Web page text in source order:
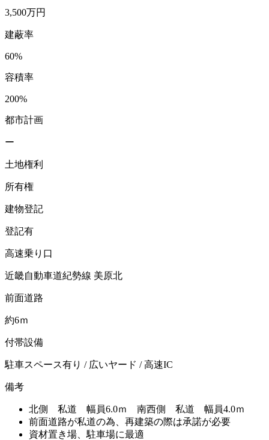
3,500万円
建蔽率
60%
容積率
200%
都市計画
ー
土地権利
所有権
建物登記
登記有
高速乗り口
近畿自動車道紀勢線 美原北
前面道路
約6ｍ
付帯設備
駐車スペース有り / 広いヤード / 高速IC
備考
北側 私道 幅員6.0ｍ 南西側 私道 幅員4.0ｍ
前面道路が私道の為、再建築の際は承諾が必要
資材置き場、駐車場に最適